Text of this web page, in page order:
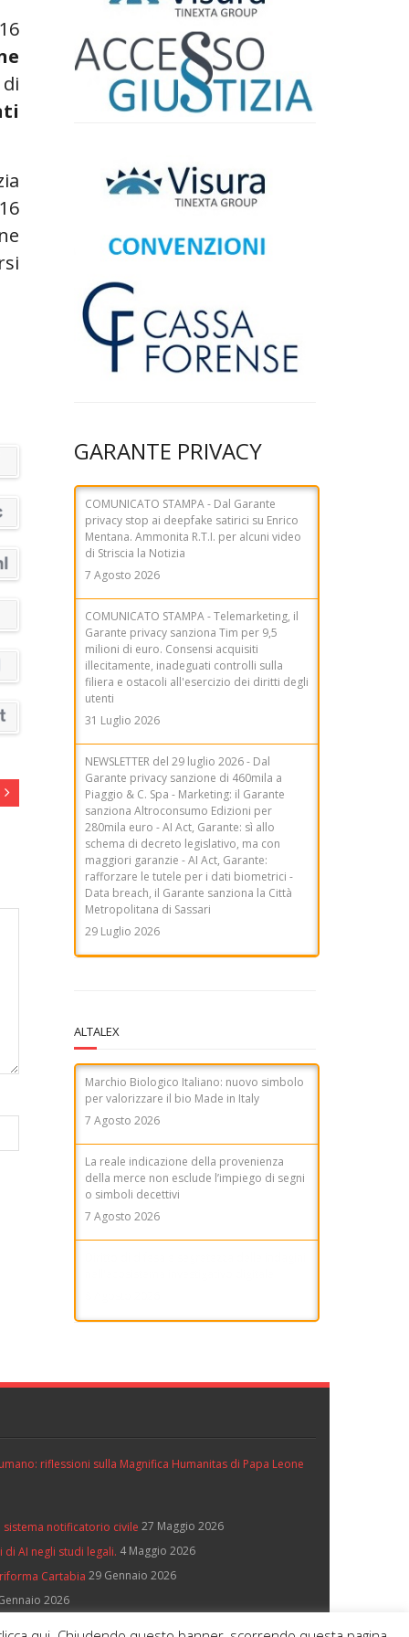
GARANTE PRIVACY
privacy stop ai deepfake satirici su Enrico
di Striscia la Notizia
7 Agosto 2026
COMUNICATO STAMPA - Telemarketing, il
milioni di euro. Consensi acquisiti
illecitamente, inadeguati controlli sulla
filiera e ostacoli all'esercizio dei diritti degli
utenti
31 Luglio 2026
NEWSLETTER del 29 luglio 2026 - Dal
Piaggio & C. Spa - Marketing: il Garante
sanziona Altroconsumo Edizioni per
280mila euro - AI Act, Garante: sì allo
schema di decreto legislativo, ma con
maggiori garanzie - AI Act, Garante:
rafforzare le tutele per i dati biometrici -
Data breach, il Garante sanziona la Città
Metropolitana di Sassari
29 Luglio 2026
ALTALEX
Marchio Biologico Italiano: nuovo simbolo
per valorizzare il bio Made in Italy
7 Agosto 2026
La reale indicazione della provenienza
della merce non esclude l’impiego di segni
o simboli decettivi
7 Agosto 2026
riflessioni sulla Magnifica Humanitas di Papa Leone
notificatorio civile 27 Maggio 2026
di AI negli studi legali. 4 Maggio 2026
Cartabia 29 Gennaio 2026
2026